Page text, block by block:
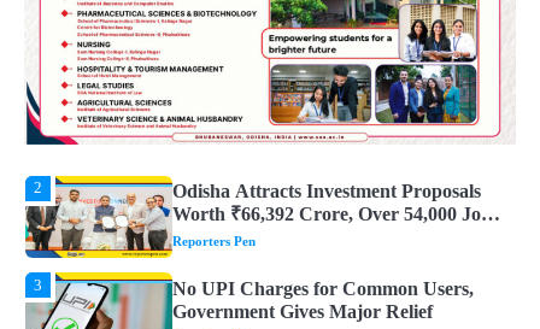
Know What These 5 Auspicious Dreams
Are Believed to Mean
Odisha Attracts Investment Proposals
Worth ₹66,392 Crore, Over 54,000 Jobs
Expected
Reporters Pen
3
No UPI Charges for Common Users,
Government Gives Major Relief
Reporters Pen
4
UPI ବ୍ୟବହାର ପାଇଁ ଲାଗିବ ନାହିଁ କୌଣସି ଚାର୍ଜ,
ସାଧାରଣ ଲୋକଙ୍କୁ ବଡ଼ ଆଶ୍ୱସ୍ତି